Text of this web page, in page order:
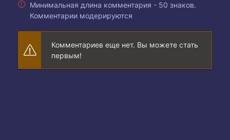
Минимальная длина комментария - 50 знаков.
Комментарии модерируются
Комментариев еще нет. Вы можете стать
первым!